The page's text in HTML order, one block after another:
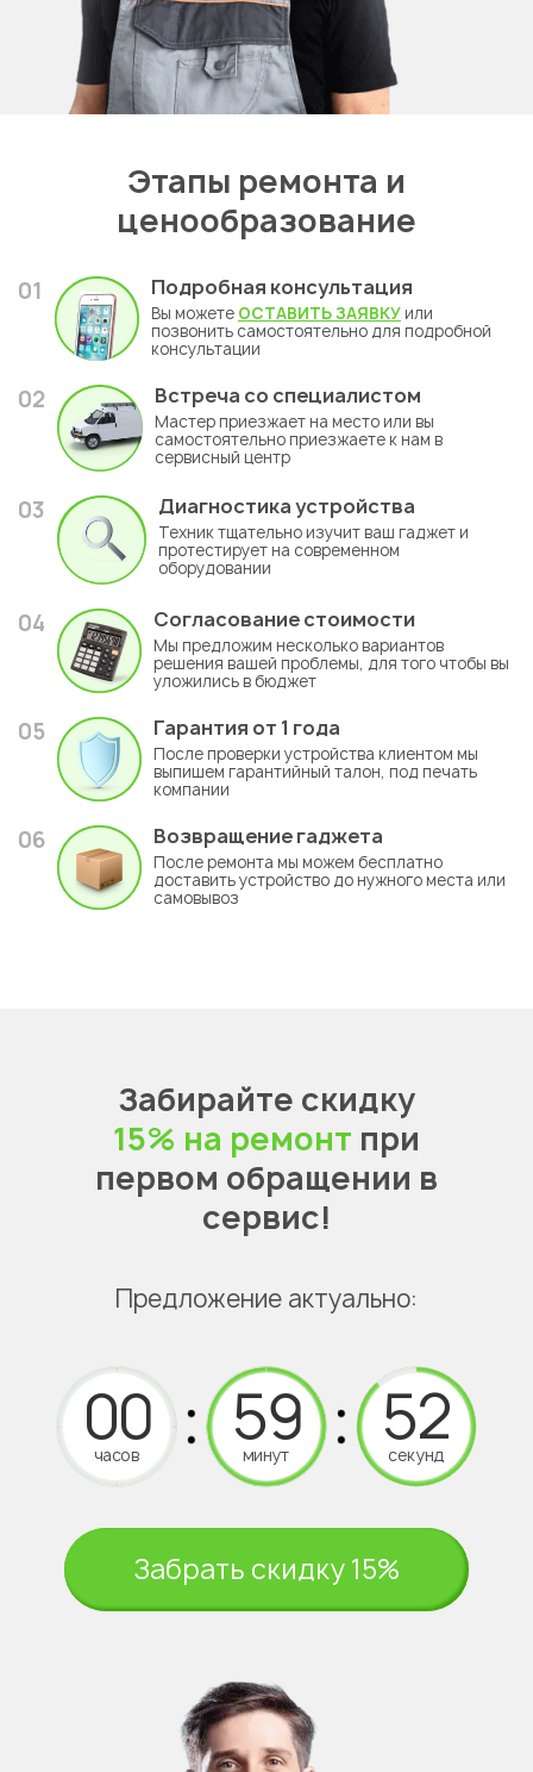
Этапы ремонта и
ценообразование
01 Подробная консультация
Вы можете ОСТАВИТЬ ЗАЯВКУ или
позвонить самостоятельно для подробной
консультации
02 Встреча со специалистом
Мастер приезжает на место или вы
самостоятельно приезжаете к нам в
сервисный центр
03 Диагностика устройства
Техник тщательно изучит ваш гаджет и
протестирует на современном
оборудовании
04 Согласование стоимости
Мы предложим несколько вариантов
решения вашей проблемы, для того чтобы вы
уложились в бюджет
05 Гарантия от 1 года
После проверки устройства клиентом мы
выпишем гарантийный талон, под печать
компании
06 Возвращение гаджета
После ремонта мы можем бесплатно
доставить устройство до нужного места или
самовывоз
Забирайте скидку
15% на ремонт при
первом обращении в
сервис!
Предложение актуально:
часов минут секунд
Забрать скидку 15%